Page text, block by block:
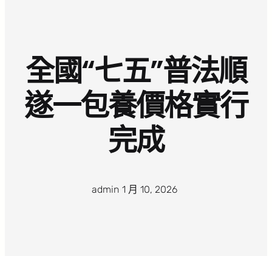
全國“七五”普法順
遂一包養價格實行
完成
admin 1 月 10, 2026